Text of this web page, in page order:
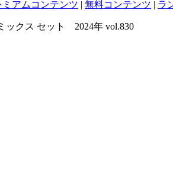
ミアムコンテンツ | 無料コンテンツ | ラ
ックス セット 2024年 vol.830